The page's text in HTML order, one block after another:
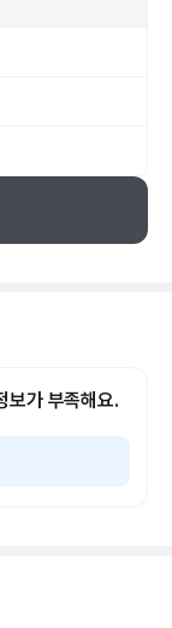
보가 부족해요.